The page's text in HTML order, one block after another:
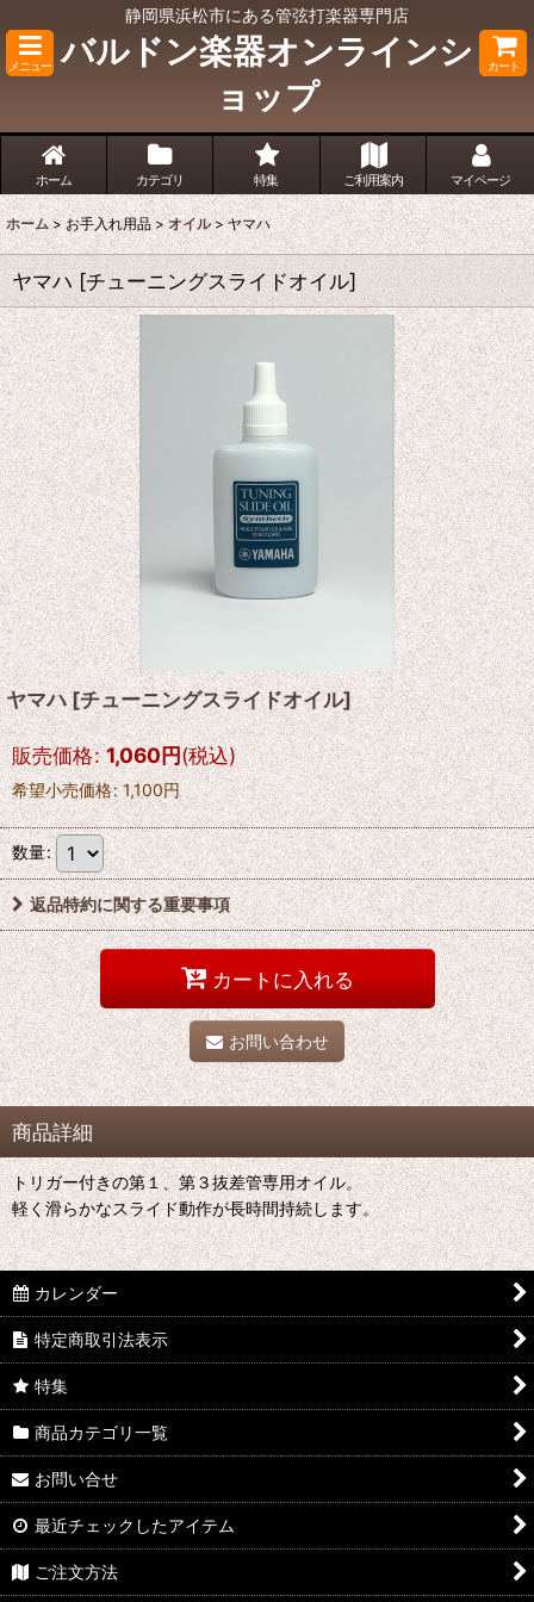
静岡県浜松市にある管弦打楽器専門店
メニュー
バルドン楽器オンラインシ
ョップ
カート
ホーム カテゴリ 特集 ご利用案内 マイページ
ホーム > お手入れ用品 > オイル > ヤマハ
ヤマハ [チューニングスライドオイル]
ヤマハ[チューニングスライドオイル]
販売価格: 1,060円(税込)
希望小売価格: 1,100円
数量:
返品特約に関する重要事項
カートに入れる
お問い合わせ
商品詳細
トリガー付きの第１、第３抜差管専用オイル。
軽く滑らかなスライド動作が長時間持続します。
カレンダー
特定商取引法表示
特集
商品カテゴリ一覧
お問い合せ
最近チェックしたアイテム
ご注文方法